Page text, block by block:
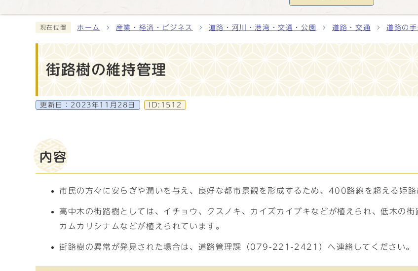
現在位置 ホーム 産業・経済・ビジネス 道路・河川・港湾・交通・公園 道路・交通 道路の手
街路樹の維持管理
更新日： 2023年11月28日 ID:1512
内容
市民の方々に安らぎや潤いを与え、良好な都市景観を形成するため、400路線を超える姫路
高中木の街路樹としては、イチョウ、クスノキ、カイズカイブキなどが植えられ、低木の
カムカリシナムなどが植えられています。
街路樹の異常が発見された場合は、道路管理課（079-221-2421）へ連絡してください。